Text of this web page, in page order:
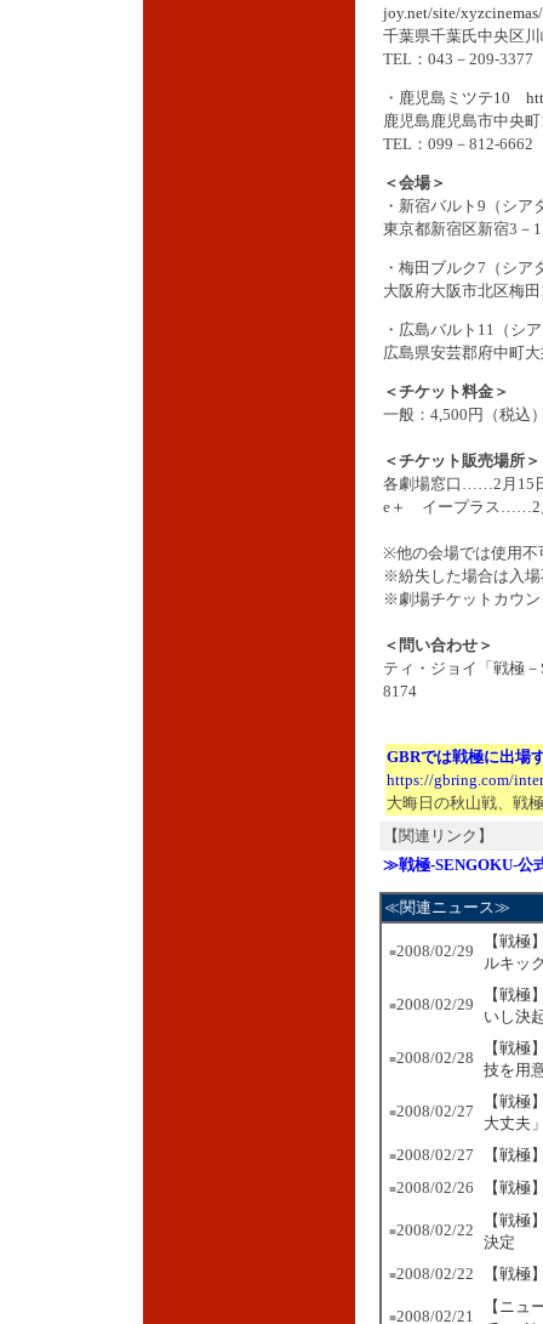
joy.net/site/
千葉県千葉氏中央区
TEL：043－209-3377
・鹿児島ミツテ10
鹿児島鹿児島市中央
TEL：099－812-6662
＜会場＞
・新宿バルト9（シ
東京都新宿区新宿3
・梅田ブルク7（シア
大阪府大阪市北区梅
・広島バルト11（シ
広島県安芸郡府中町
＜チケット料金＞
一般：4,500円（税込
＜チケット販売場所＞
各劇場窓口……2月15
e＋ イープラス……2
※他の会場では使用不
※紛失した場合は入場
※劇場チケットカウ
＜問い合わせ＞
ティ・ジョイ「戦極
8174
GBRでは戦極に出場
https://gbring.com/
大晦日の秋山戦、戦
【関連リンク】
≫戦極-SENGOKU-公
≪関連ニュース≫
■2008/02/29
【戦極
ルキッ
■2008/02/29
【戦極
いし決
■2008/02/28
【戦極
技を用
■2008/02/27
【戦極
大丈夫
■2008/02/27 【戦極
■2008/02/26 【戦極
■2008/02/22
【戦極
決定
■2008/02/22 【戦極
■2008/02/21
【ニュ